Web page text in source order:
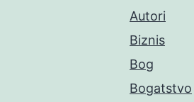
Autori
Biznis
Bog
Bogatstvo